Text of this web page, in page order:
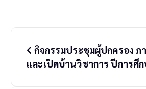
กิจกรรมประชุมผู้ปกครอง ภ
และเปิดบ้านวิชาการ ปีการศึ